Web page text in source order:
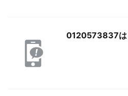
0120573837は